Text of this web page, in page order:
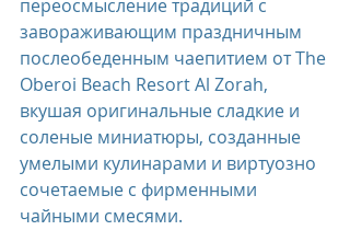
переосмысление традиций с
завораживающим праздничным
послеобеденным чаепитием от The
Oberoi Beach Resort Al Zorah,
вкушая оригинальные сладкие и
соленые миниатюры, созданные
умелыми кулинарами и виртуозно
сочетаемые с фирменными
чайными смесями.